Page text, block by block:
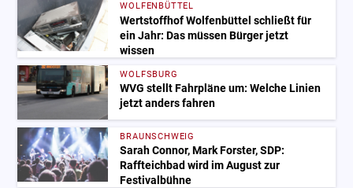
WOLFENBÜTTEL
Wertstoffhof Wolfenbüttel schließt für
ein Jahr: Das müssen Bürger jetzt
wissen
WOLFSBURG
WVG stellt Fahrpläne um: Welche Linien
jetzt anders fahren
BRAUNSCHWEIG
Sarah Connor, Mark Forster, SDP:
Raffteichbad wird im August zur
Festivalbühne